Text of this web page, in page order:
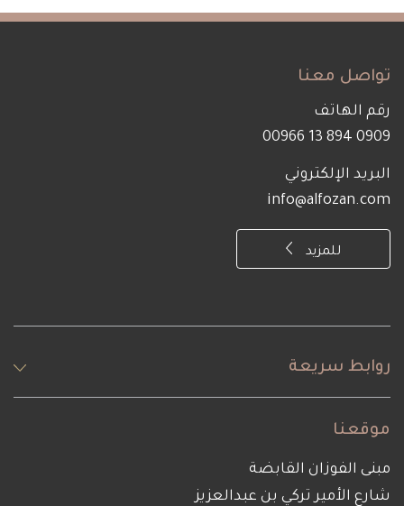
تواصل معنا
رقم الهاتف
0909 894 13 00966
البريد الإلكتروني
info@alfozan.com
للمزيد
روابط سريعة
موقعنا
مبنى الفوزان القابضة
شارع الأمير تركي بن عبدالعزيز